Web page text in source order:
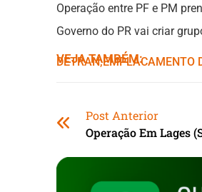
Operação entre PF e PM
Governo do PR vai criar
VEJA TAMBÉM:
DETRAN,ㅤEMPLACAMENTO
Post Anterior